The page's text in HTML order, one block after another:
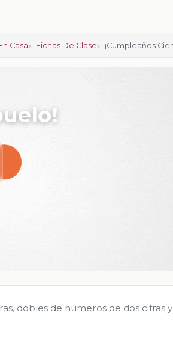
Casa Fichas De Clase ¡Cumpleaños
dobles de números de dos cifras